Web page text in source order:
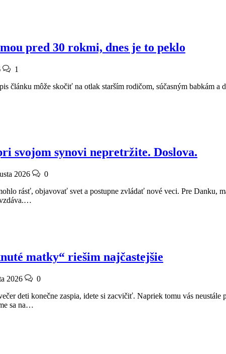
pred 30 rokmi, dnes je to peklo
1
článku môže skočiť na otlak starším rodičom, súčasným babkám
svojom synovi nepretržite. Doslova.
2026
0
rásť, objavovať svet a postupne zvládať nové veci. Pre Danku,
matky“ riešim najčastejšie
2026
0
deti konečne zaspia, idete si zacvičiť. Napriek tomu vás
sa na…